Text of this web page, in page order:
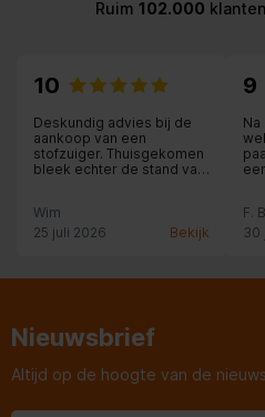
Ruim 102.000
10
Deskundig advies bij de
aankoop van een
stofzuiger. Thuisgekomen
bleek echter de stand van
medewerker voorzag ons
onmiddellijk van een
ander (goed werkend)
opgelost!
Wim
25 juli 2026
Bekijk
9
F.
30
Nieuwsbrief
Altijd op de hoogte van de